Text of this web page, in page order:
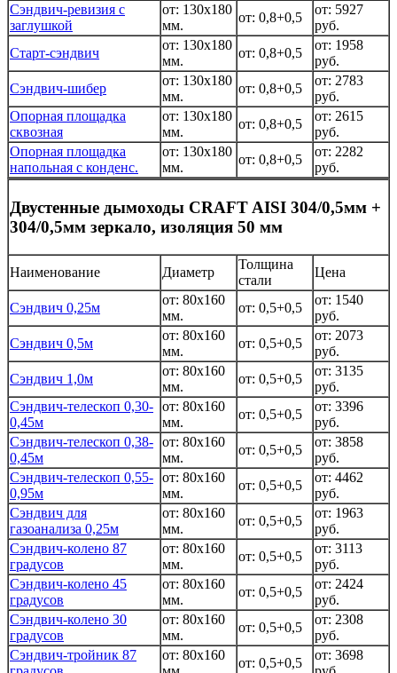
Сэндвич-ревизия с
заглушкой
от: 130x180
мм.
от: 0,8+0,5
от: 5927
руб.
Старт-сэндвич
от: 130x180
мм.
от: 0,8+0,5
от: 1958
руб.
Сэндвич-шибер
от: 130x180
мм.
от: 0,8+0,5
от: 2783
руб.
Опорная площадка
сквозная
от: 130x180
мм.
от: 0,8+0,5
от: 2615
руб.
Опорная площадка
напольная с конденс.
от: 130x180
мм.
от: 0,8+0,5
от: 2282
руб.
Двустенные дымоходы CRAFT AISI 304/0,5мм +
304/0,5мм зеркало, изоляция 50 мм
Наименование Диаметр
Толщина
стали
Цена
Сэндвич 0,25м
от: 80x160
мм.
от: 0,5+0,5
от: 1540
руб.
Сэндвич 0,5м
от: 80x160
мм.
от: 0,5+0,5
от: 2073
руб.
Сэндвич 1,0м
от: 80x160
мм.
от: 0,5+0,5
от: 3135
руб.
Сэндвич-телескоп 0,30-
0,45м
от: 80x160
мм.
от: 0,5+0,5
от: 3396
руб.
Сэндвич-телескоп 0,38-
0,45м
от: 80x160
мм.
от: 0,5+0,5
от: 3858
руб.
Сэндвич-телескоп 0,55-
0,95м
от: 80x160
мм.
от: 0,5+0,5
от: 4462
руб.
Сэндвич для
газоанализа 0,25м
от: 80x160
мм.
от: 0,5+0,5
от: 1963
руб.
Сэндвич-колено 87
градусов
от: 80x160
мм.
от: 0,5+0,5
от: 3113
руб.
Сэндвич-колено 45
градусов
от: 80x160
мм.
от: 0,5+0,5
от: 2424
руб.
Сэндвич-колено 30
градусов
от: 80x160
мм.
от: 0,5+0,5
от: 2308
руб.
Сэндвич-тройник 87
от: 80x160
от: 0,5+0,5
от: 3698